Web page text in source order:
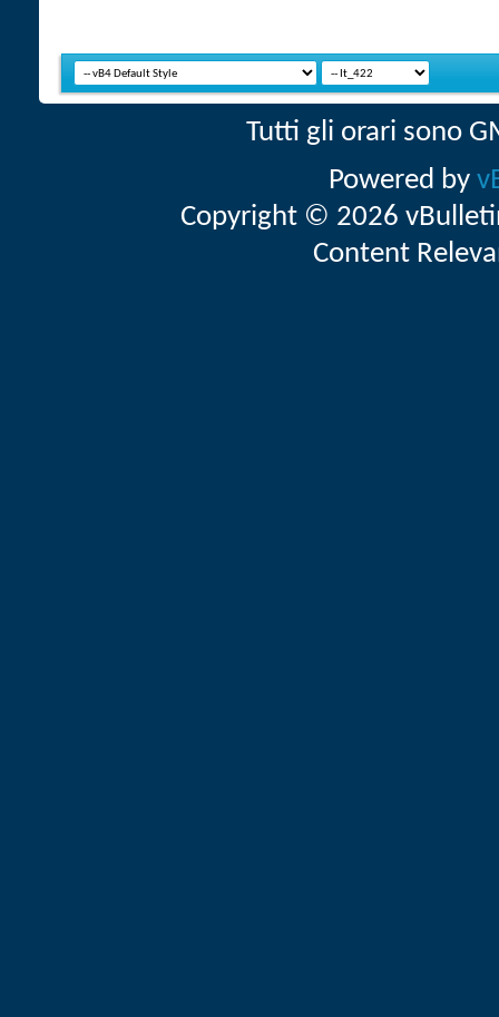
Tutti gli orari sono
Powered by
Copyright © 2026
Content